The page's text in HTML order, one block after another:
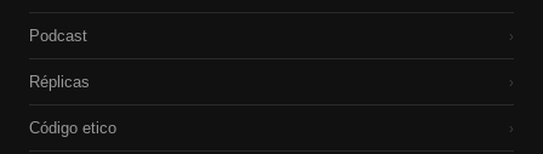
Podcast ›
Réplicas ›
Código etico ›